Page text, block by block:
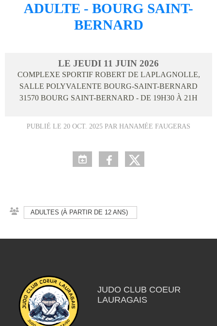
ADULTE - BOURG SAINT-
BERNARD
LE JEUDI 11 JUIN 2026
COMPLEXE SPORTIF ROBERT DE LAPLAGNOLLE,
SALLE POLYVALENTE BOURG-SAINT-BERNARD
31570 BOURG SAINT-BERNARD - DE 19H30 À 21H
PUBLIÉ LE 20 OCT. 2025 PAR HANAMÉE FAUGERAS
ADULTES (À PARTIR DE 12 ANS)
JUDO CLUB COEUR
LAURAGAIS